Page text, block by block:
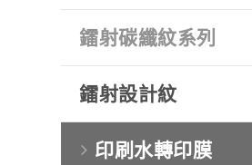
鐳射碳纖紋系列
鐳射設計紋
印刷水轉印膜